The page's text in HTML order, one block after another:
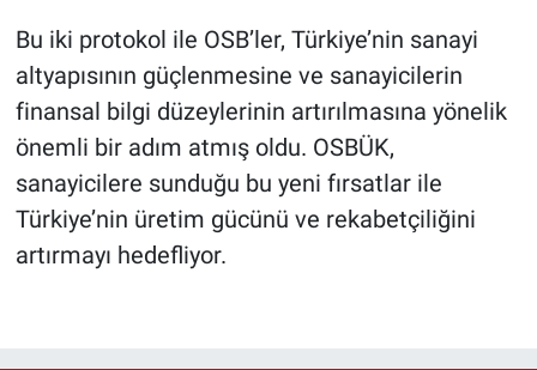
Bu iki protokol ile OSB’ler, Türkiye’nin sanayi
altyapısının güçlenmesine ve sanayicilerin
finansal bilgi düzeylerinin artırılmasına yönelik
önemli bir adım atmış oldu. OSBÜK,
sanayicilere sunduğu bu yeni fırsatlar ile
Türkiye’nin üretim gücünü ve rekabetçiliğini
artırmayı hedefliyor.